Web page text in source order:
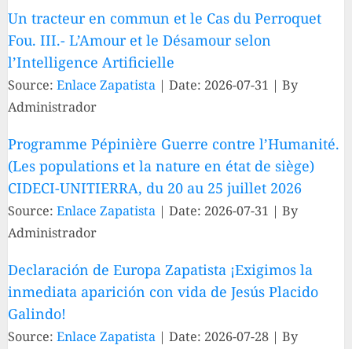
Un tracteur en commun et le Cas du Perroquet
Fou. III.- L’Amour et le Désamour selon
l’Intelligence Artificielle
Source: Enlace Zapatista Date: 2026-07-31
By
Administrador
Programme Pépinière Guerre contre l’Humanité.
(Les populations et la nature en état de siège)
CIDECI-UNITIERRA, du 20 au 25 juillet 2026
Source: Enlace Zapatista Date: 2026-07-31
By
Administrador
Declaración de Europa Zapatista ¡Exigimos la
inmediata aparición con vida de Jesús Placido
Galindo!
Source: Enlace Zapatista Date: 2026-07-28
By